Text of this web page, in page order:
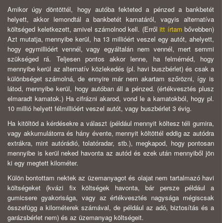
Amikor úgy döntöttél, hogy autóba fekteted a pénzed a bankbetét
helyett, akkor lemondtál a bankbetét kamatáról, vagyis alternatíva
költséged keletkezett, amivel számolnod kell. (Erről itt írtam bővebben)
Azt mutatja, mennyibe kerül, ha 13 millióért veszel egy autót, ahelyett,
hogy egymillióért vennél, vagy egyáltalán nem vennél, mert semmi
szükséged rá. Teljesen pontos akkor lenne, ha felmérnéd, hogy
mennyibe kerül az alternatív közlekedés (pl. havi buszbérlet) és csak a
különbséget számolná, de ennyire már nem akartam szőrözni, így is
látod, mennyibe kerül, hogy autóban áll a pénzed. (értékvesztés plusz
elmaradt kamatok.) Ha cifrázni akarod, vond le a kamatokból, hogy pl.
10 millió helyett félmillióért veszel autót, vagy buszbérlet 3 évig.
Ha kitöltöd a kérdésekre a választ (például mennyit költesz téli gumira,
vagy akkumulátorra és hány évente, mennyit költöttél eddig az autódra
extrákra, mint autórádió, tolatóradar, stb.), megkapod, hogy pontosan
mennyibe is kerül neked havonta az autód és ezek után mennyiből jön
ki egy megtett kilométer.
Külön bontottam nektek az üzemanyagot és olajat nem tartalmazó havi
költségeket (kvázi fix költségek havonta, bár persze például a
gumicsere gyakorisága, vagy az értékvesztés nagysága mégiscsak
összefügg a kilométerek számával, de például az adó, biztosítás és a
garázsbérlet nem) és az üzemanyag költségeit.